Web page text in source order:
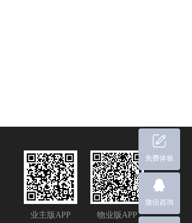
免费体验
微信咨询
业主版APP 物业版APP